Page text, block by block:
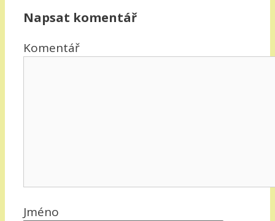
Napsat komentář
Komentář
Jméno